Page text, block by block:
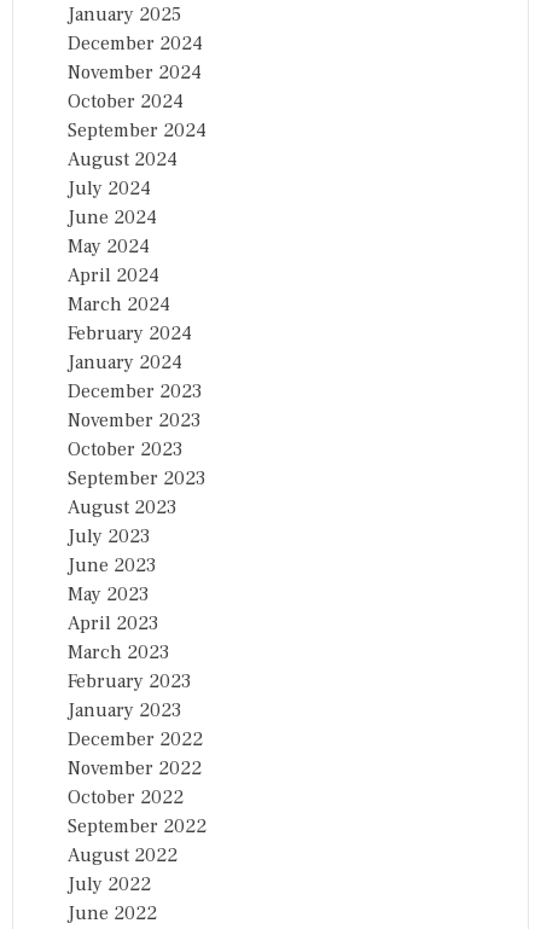
January 2025
December 2024
November 2024
October 2024
September 2024
August 2024
July 2024
June 2024
May 2024
April 2024
March 2024
February 2024
January 2024
December 2023
November 2023
October 2023
September 2023
August 2023
July 2023
June 2023
May 2023
April 2023
March 2023
February 2023
January 2023
December 2022
November 2022
October 2022
September 2022
August 2022
July 2022
June 2022